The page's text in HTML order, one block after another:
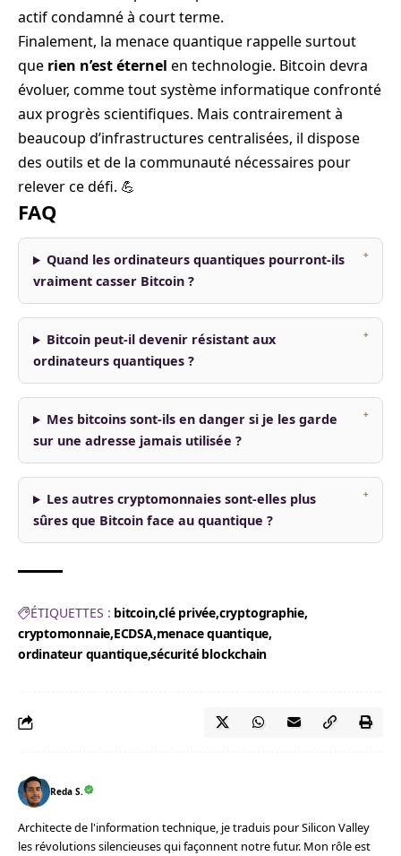
actif condamné à court terme.
Finalement, la menace quantique rappelle surtout
que rien n’est éternel en technologie. Bitcoin devra
évoluer, comme tout système informatique confronté
aux progrès scientifiques. Mais contrairement à
beaucoup d’infrastructures centralisées, il dispose
des outils et de la communauté nécessaires pour
relever ce défi. 💪
FAQ
Quand les ordinateurs quantiques pourront-ils
vraiment casser Bitcoin ?
Bitcoin peut-il devenir résistant aux
ordinateurs quantiques ?
Mes bitcoins sont-ils en danger si je les garde
sur une adresse jamais utilisée ?
Les autres cryptomonnaies sont-elles plus
sûres que Bitcoin face au quantique ?
ÉTIQUETTES : bitcoinclé privée cryptographie
cryptomonnaie ECDSA menace quantique
ordinateur quantiquesécurité blockchain
Reda S.
Architecte de l'information technique, je traduis pour Silicon Valley
les révolutions silencieuses qui façonnent notre futur. Mon rôle est